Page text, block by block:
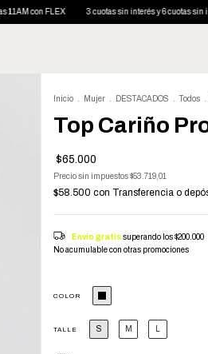
3 cuotas sin interés y 6 cuotas sin interés desde $200.000 |
Inicio Mujer DESTACADOS Todos
Top Cariño
$65.000
Precio sin impuestos$53.719,01
$58.500 con Transferencia o
Envío gratissuperando los$200.000
No acumulable con otras promociones
COLOR
TALLE S M